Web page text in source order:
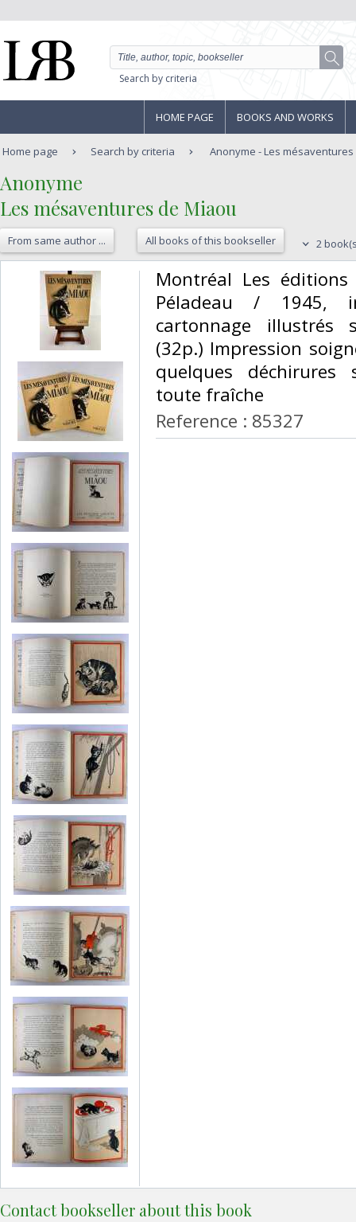
Search by criteria
HOME PAGE BOOKS AND WORKS
Home page Search by criteria Anonyme - Les
‎Anonyme‎
‎Les mésaventures de Miaou‎
From same author ... All books of this bookseller 2
‎Montréal Les
Péladeau / 1945,
cartonnage illustrés
(32p.) Impression
quelques déchirures
toute fraîche ‎
Reference : 85327
Contact bookseller about this book